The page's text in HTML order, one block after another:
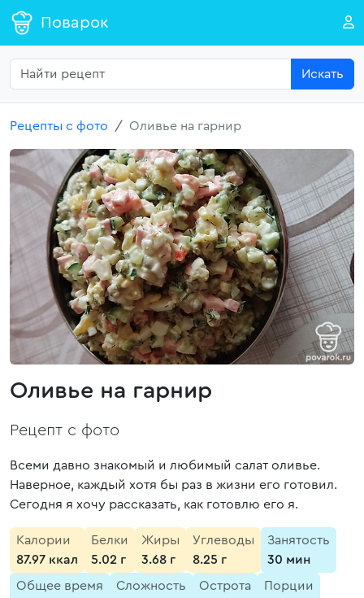
Поварок
Искать
Рецепты с фото Оливье на гарнир
Оливье на гарнир
Рецепт с фото
Всеми давно знакомый и любимый салат оливье.
Наверное, каждый хотя бы раз в жизни его готовил.
Сегодня я хочу рассказать, как готовлю его я.
Калории
87.97 ккал
Белки
5.02 г
Жиры
3.68 г
Углеводы
8.25 г
Занятость
30 мин
Общее время
Сложность
Острота
Порции